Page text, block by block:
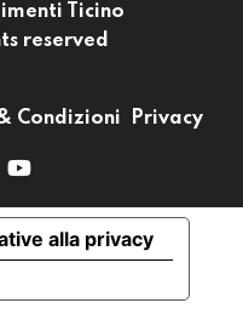
Ticino
reserved
Condizioni Privacy
alla privacy